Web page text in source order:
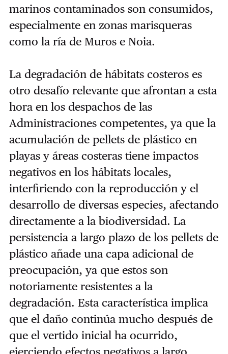
marinos contaminados son consumidos,
especialmente en zonas marisqueras
como la ría de Muros e Noia.
La degradación de hábitats costeros es
otro desafío relevante que afrontan a esta
hora en los despachos de las
Administraciones competentes, ya que la
acumulación de pellets de plástico en
playas y áreas costeras tiene impactos
negativos en los hábitats locales,
interfiriendo con la reproducción y el
desarrollo de diversas especies, afectando
directamente a la biodiversidad. La
persistencia a largo plazo de los pellets de
plástico añade una capa adicional de
preocupación, ya que estos son
notoriamente resistentes a la
degradación. Esta característica implica
que el daño continúa mucho después de
que el vertido inicial ha ocurrido,